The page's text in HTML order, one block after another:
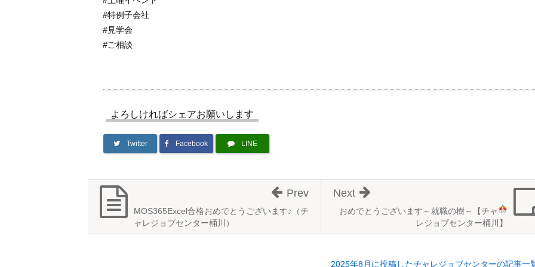
#特例子会社
#見学会
#ご相談
よろしければシェアお願いします
Twitter Facebook LINE
おめでとうございます ～就職の樹～【チャ
レジョブセンター桶川】
Next
MOS365Excel合格おめでとうございます♪（チ
ャレジョブセンター桶川）
Prev
2025年8月に投稿したチャレジョブセンターの記事一